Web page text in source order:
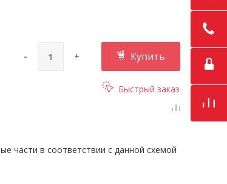
- + Купить
Быстрый заказ
части в соответствии с данной схемой